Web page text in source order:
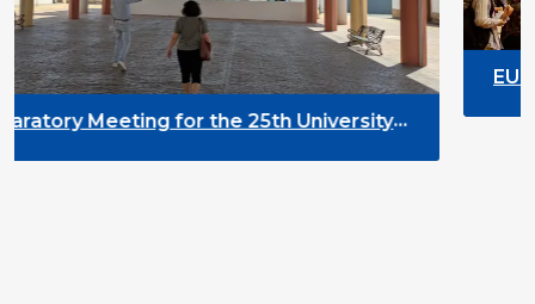
25th University
EU Youth Stakeholders
Brussels